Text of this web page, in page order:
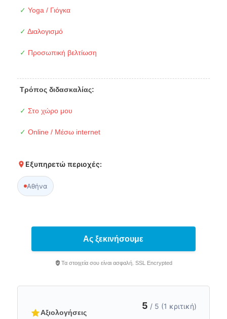
✓ Yoga / Γιόγκα
✓ Διαλογισμό
✓ Προσωπική βελτίωση
Τρόπος διδασκαλίας:
✓ Στο χώρο μου
✓ Online / Μέσω internet
Εξυπηρετώ περιοχές:
Αθήνα
Ας ξεκινήσουμε
Τα στοιχεία σου είναι ασφαλή. SSL Encrypted
Αξιολογήσεις
5 / 5 (1 κριτική)